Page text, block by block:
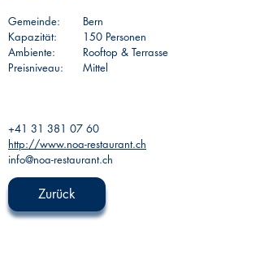
Gemeinde:
Bern
Kapazität:
150 Personen
Ambiente:
Rooftop & Terrasse
Preisniveau:
Mittel
+41 31 381 07 60
http://www.noa-restaurant.ch
info@noa-restaurant.ch
Zurück